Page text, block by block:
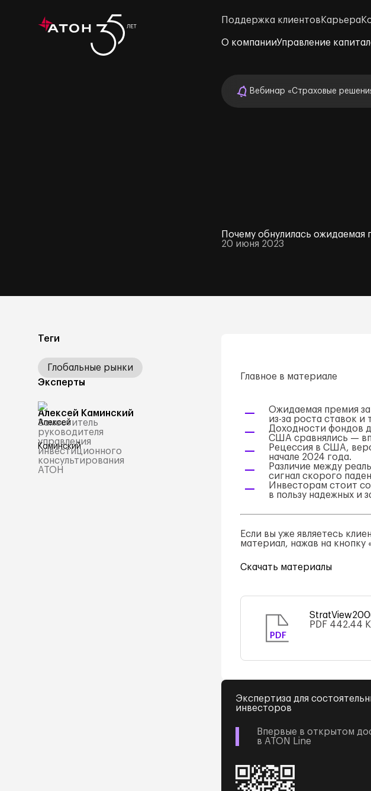
Поддержка клиентов Карьера
О компанииУправление
Вебинар «Страховые
Почему обнулилась
20 июня 2023
Теги
Глобальные рынки
Эксперты
Алексей Каминский
Заместитель
руководителя
управления
инвестиционного
консультирования
АТОН
Главное в материале
Ожидаемая премия
из-за роста ставок и
Доходности фондов
США сравнялись —
Рецессия в США,
начале 2024 года.
Различие между
сигнал скорого
Инвесторам стоит
в пользу надежных и
Если вы уже являетесь
материал, нажав на
Скачать материалы
PDF
PDF 442.44
Экспертиза для
инвесторов
Впервые в открытом
в ATON Line